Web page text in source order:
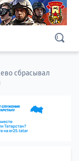
сбрасывал